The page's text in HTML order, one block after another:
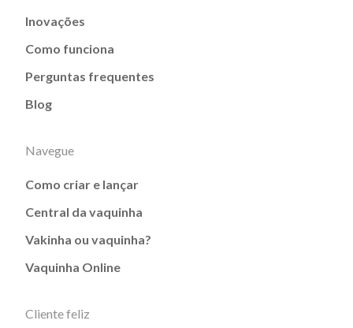
Inovações
Como funciona
Perguntas frequentes
Blog
Navegue
Como criar e lançar
Central da vaquinha
Vakinha ou vaquinha?
Vaquinha Online
Cliente feliz